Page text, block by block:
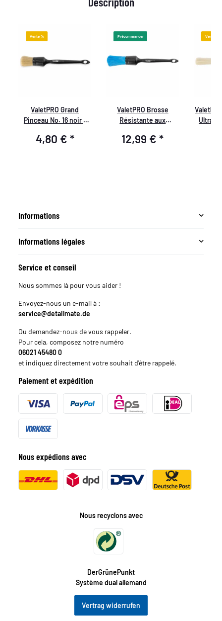
Vente %
ValetPRO Grand
Pinceau No. 16 noir -
doux, BRU 19
4,80 € *
Précommander
ValetPRO Brosse
Résistante aux
avec Manche en
12,99 €*
Vente %
Ultra
Informations
Informations légales
Service et conseil
Nous sommes là pour vous aider !
Envoyez-nous un e-mail à :
service@detailmate.de
Ou demandez-nous de vous rappeler.
Pour cela, composez notre numéro
06021 45480 0
et indiquez directement votre souhait d'être rappelé.
Paiement et expédition
Nous expédions avec
Nous recyclons avec
DerGrünePunkt
Système dual allemand
Vertrag widerrufen